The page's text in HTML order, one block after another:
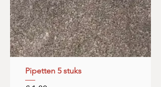
Pipetten 5 stuks